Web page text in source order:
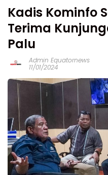
Kadis Kominfo
Terima
Palu
Admin Equatornews
11/01/2024